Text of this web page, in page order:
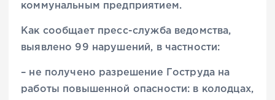
коммунальным предприятием.
Как сообщает пресс-служба ведомства,
выявлено 99 нарушений, в частности:
– не получено разрешение Гоструда на
работы повышенной опасности: в колодцах,